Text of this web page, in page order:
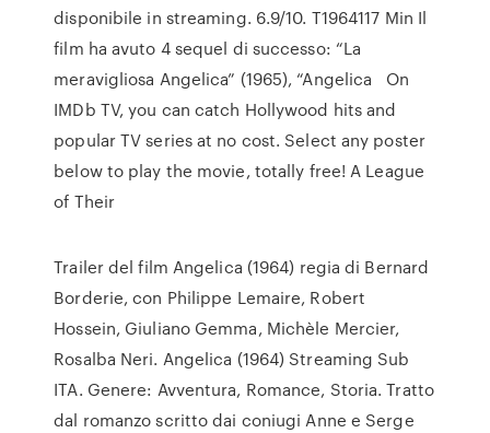
disponibile in streaming. 6.9/10. T1964117 Min Il
film ha avuto 4 sequel di successo: “La
meravigliosa Angelica” (1965), “Angelica On
IMDb TV, you can catch Hollywood hits and
popular TV series at no cost. Select any poster
below to play the movie, totally free! A League
of Their
Trailer del film Angelica (1964) regia di Bernard
Borderie, con Philippe Lemaire, Robert
Hossein, Giuliano Gemma, Michèle Mercier,
Rosalba Neri. Angelica (1964) Streaming Sub
ITA. Genere: Avventura, Romance, Storia. Tratto
dal romanzo scritto dai coniugi Anne e Serge